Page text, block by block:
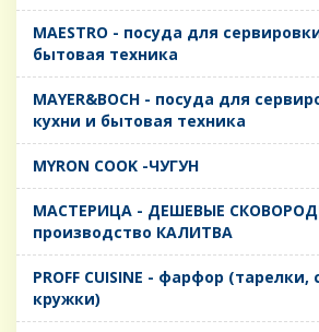
MAESTRO - посуда для
бытовая техника
MAYER&BOCH - посуда для
кухни и бытовая техника
MYRON COOK -ЧУГУН
MАСТЕРИЦА - ДЕШЕВЫЕ
производство КАЛИТВА
PROFF CUISINE - фарфор (тарелки,
кружки)